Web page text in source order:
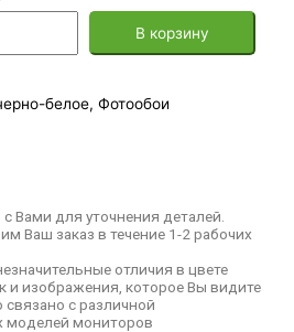
В корзину
белое, Фотообои
Вами для уточнения деталей.
Ваш заказ в течение 1-2 рабочих
отличия в цвете
и изображения, которое Вы видите
с различной
моделей мониторов